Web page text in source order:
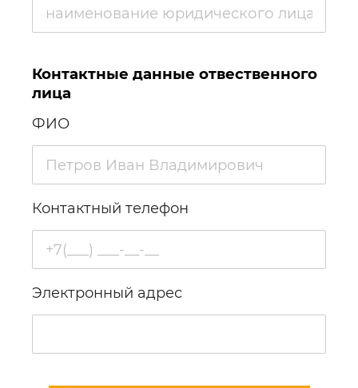
Контактные данные отвественного
лица
ФИО
Контактный телефон
Электронный адрес